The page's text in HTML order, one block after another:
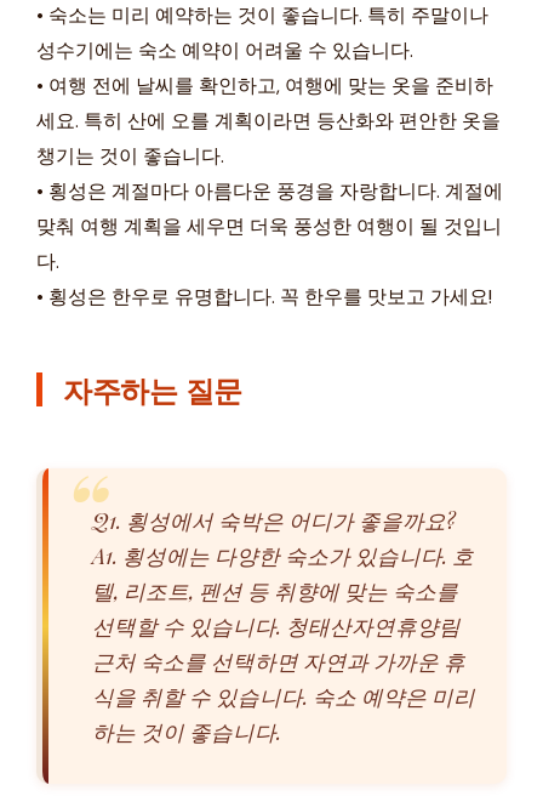
• 숙소는 미리 예약하는 것이 좋습니다. 특히 주말이나
성수기에는 숙소 예약이 어려울 수 있습니다.
• 여행 전에 날씨를 확인하고, 여행에 맞는 옷을 준비하
세요. 특히 산에 오를 계획이라면 등산화와 편안한 옷을
챙기는 것이 좋습니다.
• 횡성은 계절마다 아름다운 풍경을 자랑합니다. 계절에
맞춰 여행 계획을 세우면 더욱 풍성한 여행이 될 것입니
다.
• 횡성은 한우로 유명합니다. 꼭 한우를 맛보고 가세요!
자주하는 질문
Q1. 횡성에서 숙박은 어디가 좋을까요?
A1. 횡성에는 다양한 숙소가 있습니다. 호
텔, 리조트, 펜션 등 취향에 맞는 숙소를
선택할 수 있습니다. 청태산자연휴양림
근처 숙소를 선택하면 자연과 가까운 휴
식을 취할 수 있습니다. 숙소 예약은 미리
하는 것이 좋습니다.